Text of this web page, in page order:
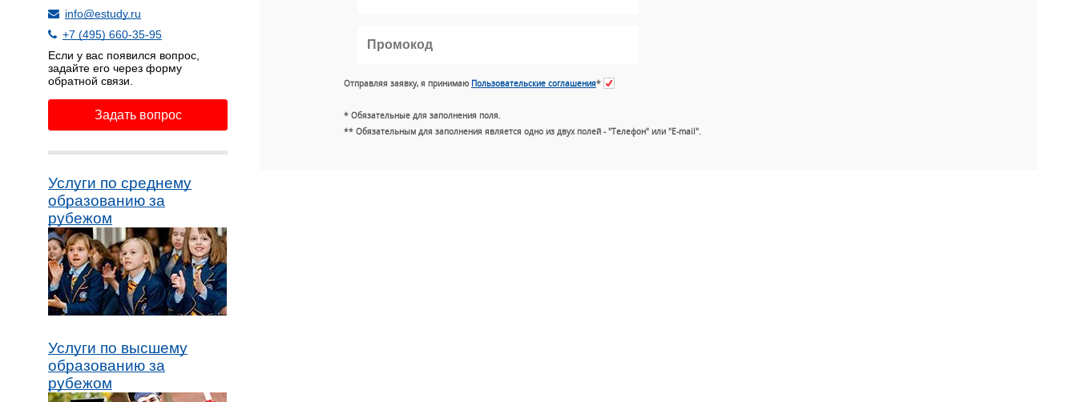
info@estudy.ru
+7 (495) 660-35-95
Если у вас появился вопрос,
задайте его через форму
обратной связи.
Задать вопрос
Услуги по среднему
образованию за
рубежом
Услуги по высшему
образованию за
рубежом
Отправляя заявку, я принимаю Пользовательские соглашения*
* Обязательные для заполнения поля.
** Обязательным для заполнения является одно из двух полей - "Телефон" или "E-mail".